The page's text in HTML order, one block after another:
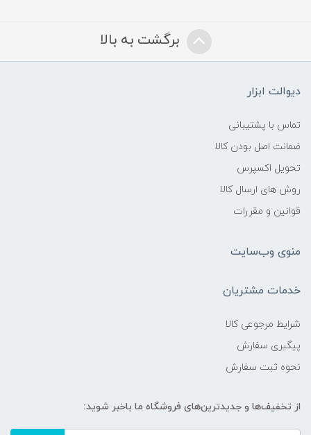
برگشت به بالا
دیوالت ابزار
تماس با پشتیبانی
ضمانت اصل بودن کالا
تحویل اکسپرس
روش های ارسال کالا
قوانین و مقررات
منوی وب‌سایت
خدمات مشتریان
شرایط مرجوعی کالا
پیگیری سفارش
نحوه ثبت سفارش
از تخفیف‌ها و جدیدترین‌های فروشگاه ما باخبر شوید: